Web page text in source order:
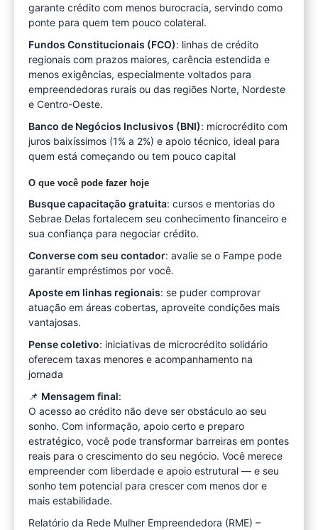
garante crédito com menos burocracia, servindo como
ponte para quem tem pouco colateral.
Fundos Constitucionais (FCO): linhas de crédito
regionais com prazos maiores, carência estendida e
menos exigências, especialmente voltados para
empreendedoras rurais ou das regiões Norte, Nordeste
e Centro-Oeste.
Banco de Negócios Inclusivos (BNI): microcrédito com
juros baixíssimos (1% a 2%) e apoio técnico, ideal para
quem está começando ou tem pouco capital
O que você pode fazer hoje
Busque capacitação gratuita: cursos e mentorias do
Sebrae Delas fortalecem seu conhecimento financeiro e
sua confiança para negociar crédito.
Converse com seu contador: avalie se o Fampe pode
garantir empréstimos por você.
Aposte em linhas regionais: se puder comprovar
atuação em áreas cobertas, aproveite condições mais
vantajosas.
Pense coletivo: iniciativas de microcrédito solidário
oferecem taxas menores e acompanhamento na
jornada
📌 Mensagem final:
O acesso ao crédito não deve ser obstáculo ao seu
sonho. Com informação, apoio certo e preparo
estratégico, você pode transformar barreiras em pontes
reais para o crescimento do seu negócio. Você merece
empreender com liberdade e apoio estrutural — e seu
sonho tem potencial para crescer com menos dor e
mais estabilidade.
Relatório da Rede Mulher Empreendedora (RME) –